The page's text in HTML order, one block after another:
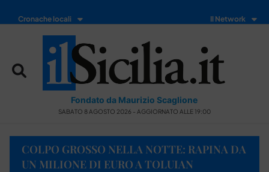
Cronache locali Il Network
Fondato da Maurizio Scaglione
SABATO 8 AGOSTO 2026 - AGGIORNATO ALLE 19:00
COLPO GROSSO NELLA NOTTE: RAPINA DA
UN MILIONE DI EURO A TOLUIAN